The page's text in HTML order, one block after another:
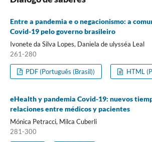
Entre a pandemia e o negacionismo: a
Covid-19 pelo governo brasileiro
Ivonete da Silva Lopes, Daniela de ulysséa Leal
261-280
PDF (Português (Brasil)) HTML
eHealth y pandemia Covid-19: nuevos
relaciones entre médicos y pacientes
Mónica Petracci, Milca Cuberli
281-300